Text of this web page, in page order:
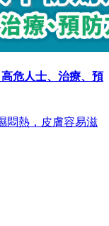
危人士、治療、預
悶熱，皮膚容易滋